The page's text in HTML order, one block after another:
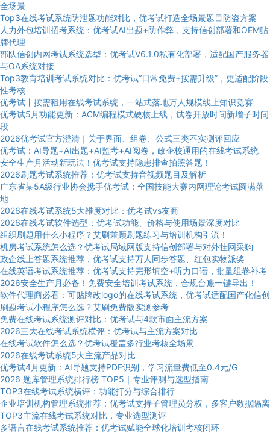
全场景
Top3在线考试系统防泄题功能对比，优考试打造全场景题目防盗方案
人力外包培训招考系统：优考试AI出题+防作弊，支持信创部署和OEM贴
牌代理
部队信创内网考试系统选型：优考试V6.1.0私有化部署，适配国产服务器
与OA系统对接
Top3教育培训考试系统对比：优考试“日常免费+按需升级”，更适配阶段
性考核
优考试丨按需租用在线考试系统，一站式落地万人规模线上知识竞赛
优考试5月功能更新：ACM编程模式硬核上线，试卷开放时间新增子时间
段
2026优考试官方澄清｜关于界面、组卷、公式三类不实测评回应
优考试：AI导题+AI出题+AI监考+AI阅卷，政企校通用的在线考试系统
安全生产月活动新玩法！优考试支持隐患排查拍照答题！
2026刷题考试系统推荐：优考试支持音视频题目及解析
广东省某5A级行业协会携手优考试：全国技能大赛内网理论考试圆满落
地
2026在线考试系统5大维度对比：优考试vs友商
2026在线考试软件选型：优考试功能、价格与使用场景深度对比
组织刷题用什么小程序？艾刷兼顾刷题练习与培训机构引流！
机房考试系统怎么选？优考试局域网版支持信创部署与对外挂网采购
政企线上答题系统推荐，优考试支持万人同步答题、红包实物派奖
在线英语考试系统推荐：优考试支持完形填空+听力口语，批量组卷补考
2026安全生产月必备！免费安全培训考试系统，合规台账一键导出！
软件代理商必看：可贴牌改logo的在线考试系统，优考试适配国产化信创
刷题考试小程序怎么选？艾刷免费版实测参考
免费在线考试系统测评对比：优考试与4款市面主流方案
2026三大在线考试系统横评：优考试与主流方案对比
在线考试软件怎么选？优考试覆盖多行业考核全场景
2026在线考试系统5大主流产品对比
优考试4月更新：AI导题支持PDF识别，学习流量费低至0.4元/G
2026 题库管理系统排行榜 TOP5｜专业评测与选型指南
TOP3在线考试系统横评：功能打分与综合排行
企业培训机构管理系统推荐：优考试支持子管理员分权，多客户数据隔离
TOP3主流在线考试系统对比，专业选型测评
多语言在线考试系统推荐：优考试赋能全球化培训考核闭环